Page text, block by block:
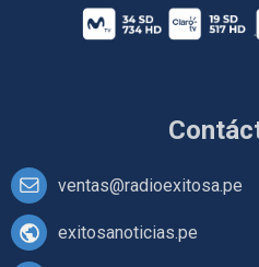
ventas@radioexitosa.pe
exitosanoticias.pe